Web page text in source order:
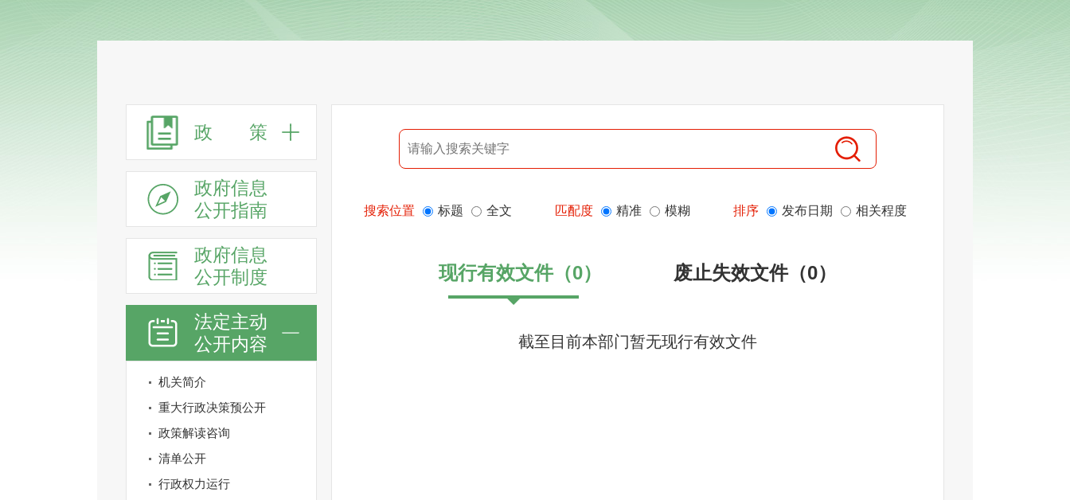
政 策
政府信息
公开指南
政府信息
公开制度
法定主动
公开内容
机关简介
重大行政决策预公开
政策解读咨询
清单公开
行政权力运行
搜索位置 标题 全文 匹配度 精准 模糊 排序 发布日期 相关程度
现行有效文件（0） 废止失效文件（0）
截至目前本部门暂无现行有效文件